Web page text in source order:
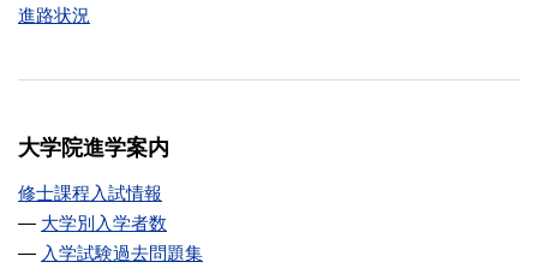
進路状況
大学院進学案内
修士課程入試情報
大学別入学者数
入学試験過去問題集